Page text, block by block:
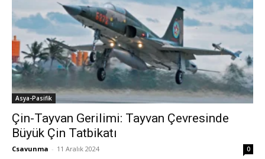
Asya-Pasifik
Çin-Tayvan Gerilimi: Tayvan Çevresinde
Büyük Çin Tatbikatı
Csavunma - 11 Aralık 2024 0